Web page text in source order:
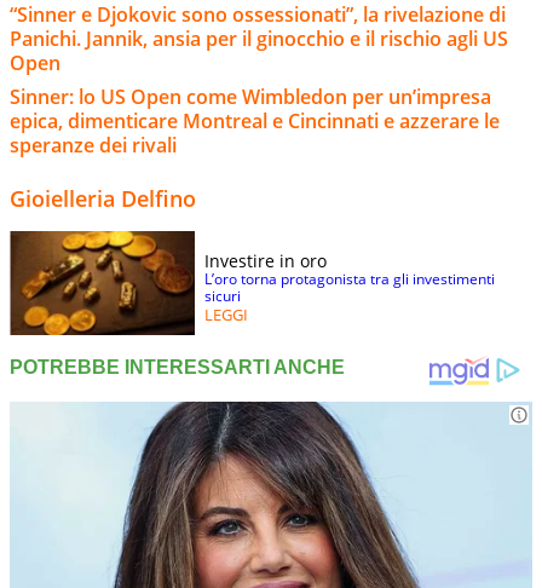
“Sinner e Djokovic sono ossessionati”, la rivelazione di
Panichi. Jannik, ansia per il ginocchio e il rischio agli US
Open
Sinner: lo US Open come Wimbledon per un’impresa
epica, dimenticare Montreal e Cincinnati e azzerare le
speranze dei rivali
Gioielleria Delfino
Investire in oro
L’oro torna protagonista tra gli investimenti
sicuri
LEGGI